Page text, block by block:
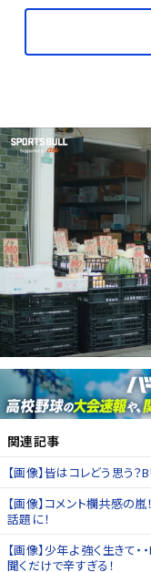
関連記事
【画像】皆はコレどう思う
【画像】コメント欄共感の
話題に！
【画像】少年よ 強く生きて
聞くだけで辛すぎる！